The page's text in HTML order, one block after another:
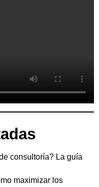
consultoría? La guía
maximizar los